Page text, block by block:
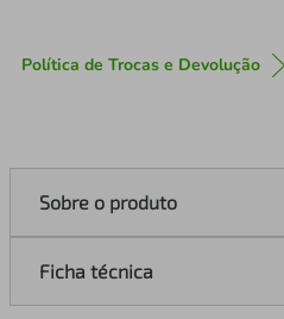
Política de Trocas e Devolução
Sobre o produto
Ficha técnica